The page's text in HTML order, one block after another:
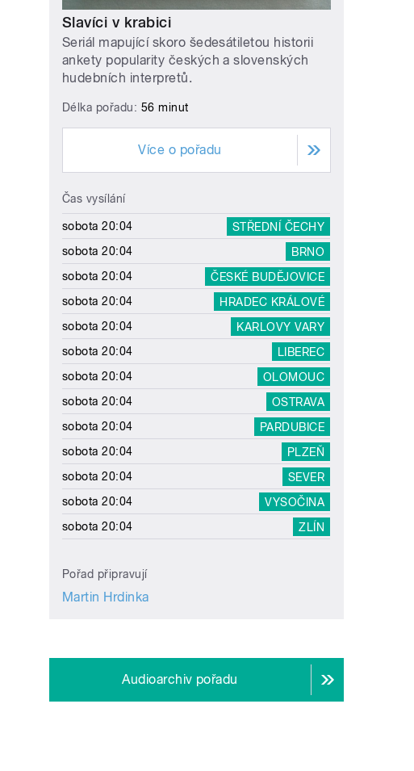
Slavíci v krabici
Seriál mapující skoro šedesátiletou historii
ankety popularity českých a slovenských
hudebních interpretů.
Délka pořadu: 56 minut
Více o pořadu
Čas vysílání
sobota 20:04
STŘEDNÍ ČECHY
sobota 20:04
BRNO
sobota 20:04
ČESKÉ BUDĚJOVICE
sobota 20:04
HRADEC KRÁLOVÉ
sobota 20:04
KARLOVY VARY
sobota 20:04
LIBEREC
sobota 20:04
OLOMOUC
sobota 20:04
OSTRAVA
sobota 20:04
PARDUBICE
sobota 20:04
PLZEŇ
sobota 20:04
SEVER
sobota 20:04
VYSOČINA
sobota 20:04
ZLÍN
Pořad připravují
Martin Hrdinka
Audioarchiv pořadu